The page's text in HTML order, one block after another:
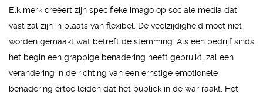
Elk merk creëert zijn specifieke imago op sociale media dat
vast zal zijn in plaats van flexibel. De veelzijdigheid moet niet
worden gemaakt wat betreft de stemming. Als een bedrijf sinds
het begin een grappige benadering heeft gebruikt, zal een
verandering in de richting van een ernstige emotionele
benadering ertoe leiden dat het publiek in de war raakt. Het